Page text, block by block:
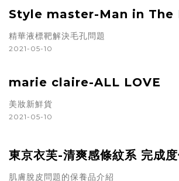
Style master-Man in The
精華液標靶解決毛孔問題
2021-05-10
marie claire-ALL LOVE
美妝新鮮貨
2021-05-10
東京衣芙-清爽感條紋系 完成
肌膚脫皮問題的保養品介紹